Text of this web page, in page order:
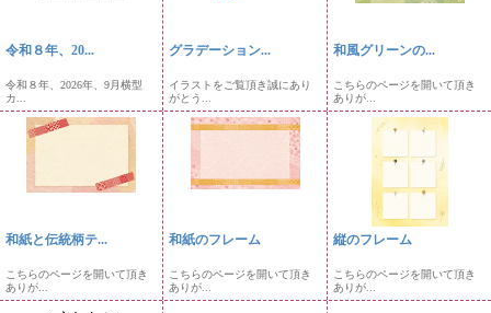
令和８年、20...
令和８年、2026年、9月横型
カ...
グラデーション...
イラストをご覧頂き誠にあり
がとう...
和風グリーンの...
こちらのページを開いて頂き
ありが...
和紙と伝統柄テ...
こちらのページを開いて頂き
ありが...
和紙のフレーム
こちらのページを開いて頂き
ありが...
縦のフレーム
こちらのページを開いて頂き
ありが...